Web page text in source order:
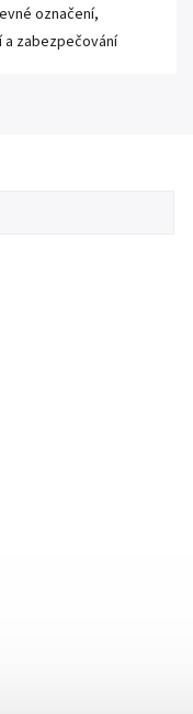
označení,
a zabezpečování